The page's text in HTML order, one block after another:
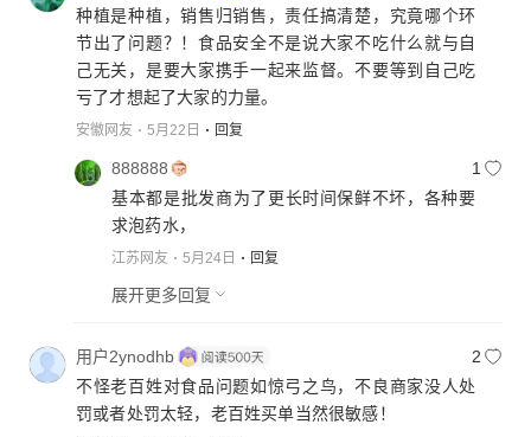
种植是种植，销售归销售，责任搞清楚，究竟哪个环
节出了问题？！食品安全不是说大家不吃什么就与自
己无关，是要大家携手一起来监督。不要等到自己吃
亏了才想起了大家的力量。
安徽网友 5月22日 回复
888888
1
基本都是批发商为了更长时间保鲜不坏，各种要
求泡药水，
江苏网友 5月24日 回复
展开更多回复
用户2ynodhb
2
不怪老百姓对食品问题如惊弓之鸟，不良商家没人处
罚或者处罚太轻，老百姓买单当然很敏感！